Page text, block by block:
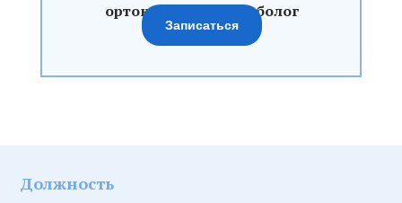
ортокератолог, страболог
Записаться
Должность